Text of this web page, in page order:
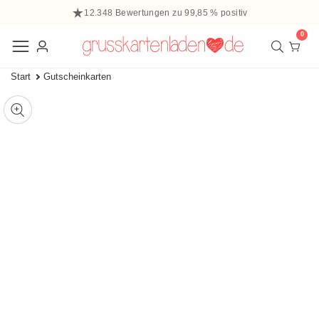
12.348 Bewertungen zu 99,85 % positiv
Einloggen
0
0
Start Gutscheinkarten
den
Mediengalerie